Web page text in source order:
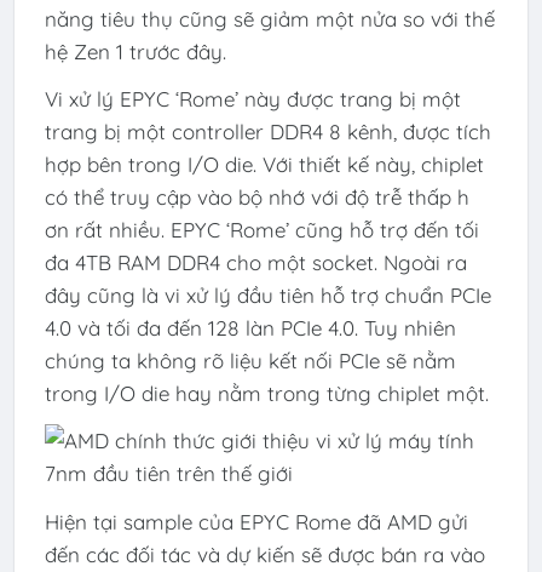
năng tiêu thụ cũng sẽ giảm một nửa so với thế
hệ Zen 1 trước đây.
Vi xử lý EPYC ‘Rome’ này được trang bị một
trang bị một controller DDR4 8 kênh, được tích
hợp bên trong I/O die. Với thiết kế này, chiplet
có thể truy cập vào bộ nhớ với độ trễ thấp h
ơn rất nhiều. EPYC ‘Rome’ cũng hỗ trợ đến tối
đa 4TB RAM DDR4 cho một socket. Ngoài ra
đây cũng là vi xử lý đầu tiên hỗ trợ chuẩn PCIe
4.0 và tối đa đến 128 làn PCIe 4.0. Tuy nhiên
chúng ta không rõ liệu kết nối PCIe sẽ nằm
trong I/O die hay nằm trong từng chiplet một.
Hiện tại sample của EPYC Rome đã AMD gửi
đến các đối tác và dự kiến sẽ được bán ra vào